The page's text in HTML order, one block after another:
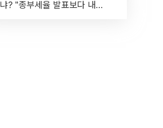
냐? "종부세율 발표보다 내릴